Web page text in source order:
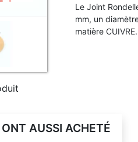
Le Joint
mm, un
matière CUIVRE.
AUSSI ACHETÉ